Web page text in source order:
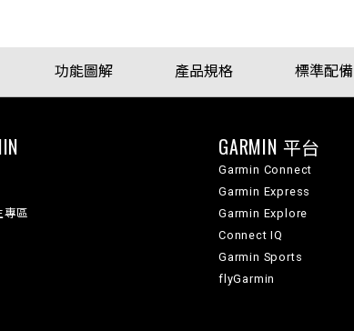
功能圖解 產品規格 標準配備
專區
GARMIN 平台
Garmin Connect
Garmin Express
Garmin Explore
Connect IQ
Garmin Sports
flyGarmin